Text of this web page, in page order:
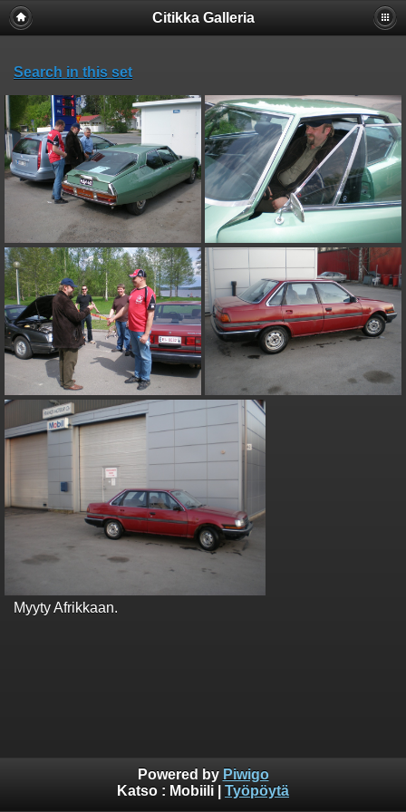
Citikka Galleria
Search in this set
Myyty Afrikkaan.
Powered by Piwigo
Katso : Mobiili Työpöytä